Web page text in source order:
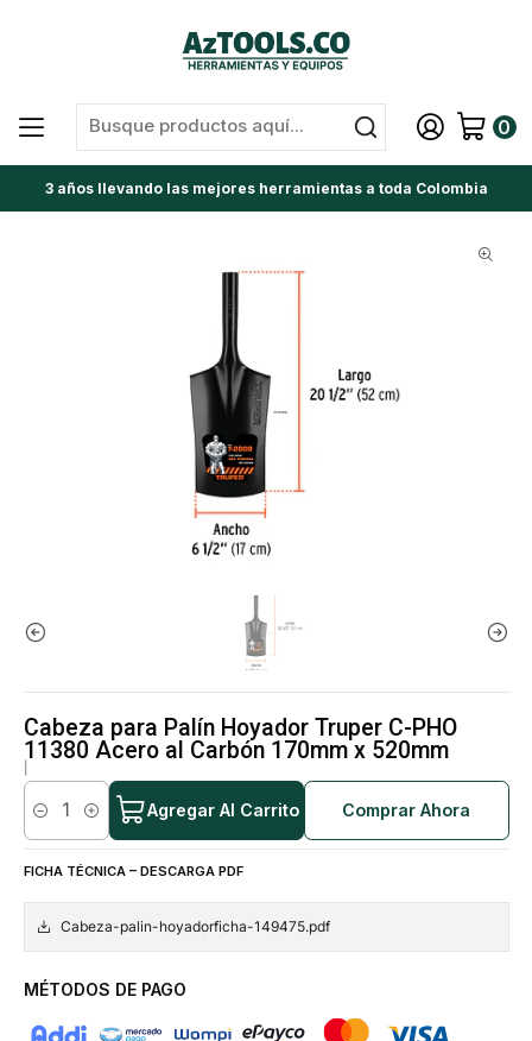
0
3 años llevando las mejores herramientas a toda Colombia
Cabeza para Palín Hoyador Truper C-PHO
11380 Acero al Carbón 170mm x 520mm
Cantidad
Agregar Al Carrito Comprar Ahora
FICHA TÉCNICA – DESCARGA PDF
Cabeza-palin-hoyadorficha-149475.pdf
MÉTODOS DE PAGO